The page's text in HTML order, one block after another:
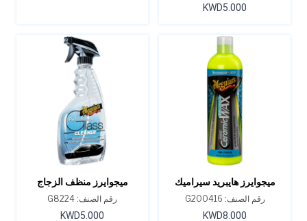
أونصة
KWD5.000
ميجوايرز هايبريد سيراميك
واكس السائل 16 أونصة
رقم الصنف: G200416
KWD8.000
ميجوايرز منظف ​​الزجاج
بيرفكت كلاريتي 24 أونصة
رقم الصنف: G8224
KWD5.000